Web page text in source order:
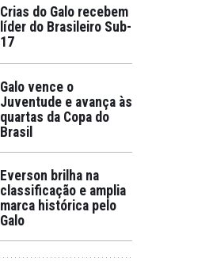
Crias do Galo recebem
líder do Brasileiro Sub-
17
Galo vence o
Juventude e avança às
quartas da Copa do
Brasil
Everson brilha na
classificação e amplia
marca histórica pelo
Galo